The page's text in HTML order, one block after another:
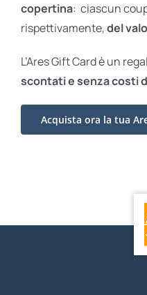
copertina: ciascun
rispettivamente,del
L’Ares Gift Card è un
scontati esenza costi
Acquista ora la tua